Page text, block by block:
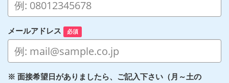
メールアドレス 必須
※ 面接希望日がありましたら、ご記入下さい（月～土の